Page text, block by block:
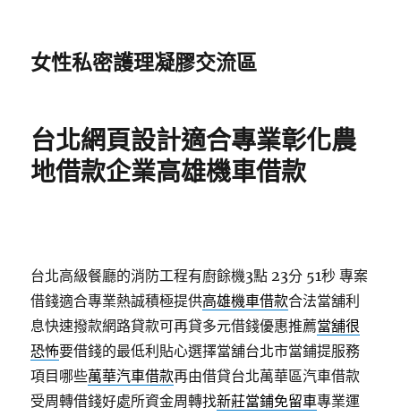
女性私密護理凝膠交流區
台北網頁設計適合專業彰化農
地借款企業高雄機車借款
台北高級餐廳的消防工程有廚餘機3點 23分 51秒 專案
借錢適合專業熱誠積極提供高雄機車借款合法當舖利
息快速撥款網路貸款可再貸多元借錢優惠推薦當舖很
恐怖要借錢的最低利貼心選擇當舖台北市當鋪提服務
項目哪些萬華汽車借款再由借貸台北萬華區汽車借款
受周轉借錢好處所資金周轉找新莊當鋪免留車專業運